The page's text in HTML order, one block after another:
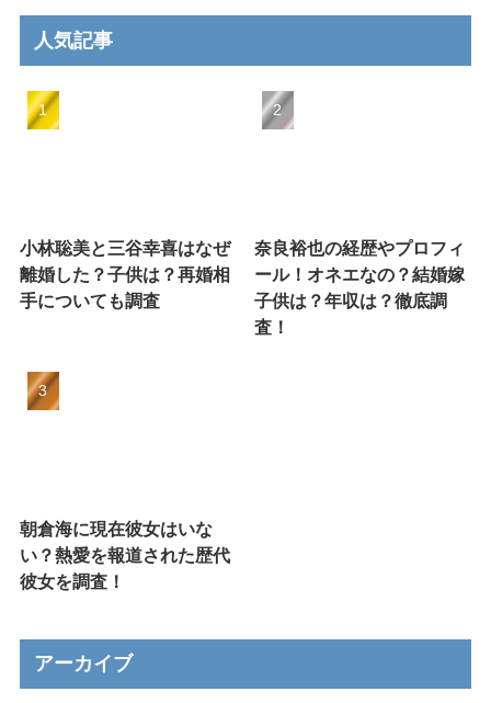
人気記事
小林聡美と三谷幸喜はなぜ
離婚した？子供は？再婚相
手についても調査
奈良裕也の経歴やプロフィ
ール！オネエなの？結婚嫁
子供は？年収は？徹底調
査！
朝倉海に現在彼女はいな
い？熱愛を報道された歴代
彼女を調査！
アーカイブ